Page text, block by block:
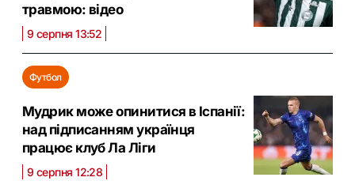
травмою: відео
9 серпня 13:52
Футбол
Мудрик може опинитися в Іспанії:
над підписанням українця
працює клуб Ла Ліги
9 серпня 12:28